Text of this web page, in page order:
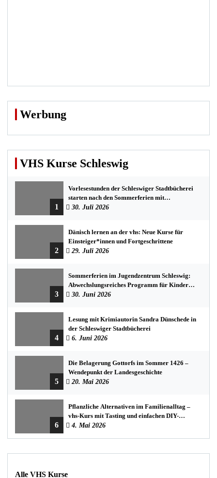
Werbung
VHS Kurse Schleswig
1
Vorlesestunden der Schleswiger Stadtbücherei
starten nach den Sommerferien mit
spannenden Geschichten
30. Juli 2026
2
Dänisch lernen an der vhs: Neue Kurse für
Einsteiger*innen und Fortgeschrittene
29. Juli 2026
3
Sommerferien im Jugendzentrum Schleswig:
Abwechslungsreiches Programm für Kinder
und Jugendliche
30. Juni 2026
4
Lesung mit Krimiautorin Sandra Dünschede in
der Schleswiger Stadtbücherei
6. Juni 2026
5
Die Belagerung Gottorfs im Sommer 1426 –
Wendepunkt der Landesgeschichte
20. Mai 2026
6
Pflanzliche Alternativen im Familienalltag –
vhs-Kurs mit Tasting und einfachen DIY-
Rezepten
4. Mai 2026
Alle VHS Kurse